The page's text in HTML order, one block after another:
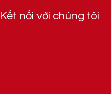
Kết nối với chúng tôi